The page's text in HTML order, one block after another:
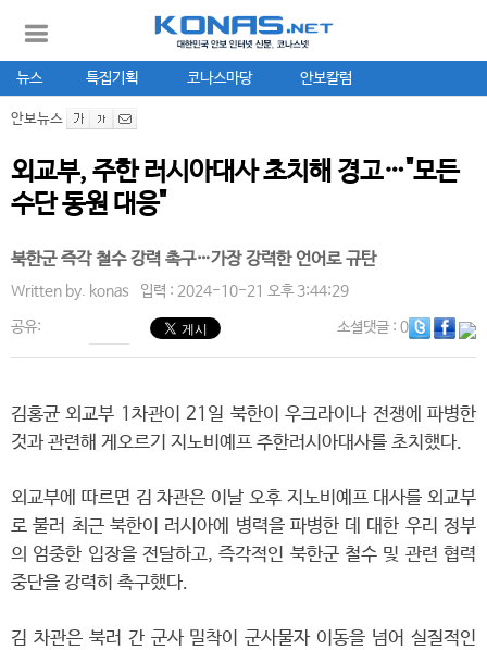
뉴스 특집기획 코나스마당 안보칼럼
안보뉴스
외교부, 주한 러시아대사 초치해 경고…"모든
수단 동원 대응"
북한군 즉각 철수 강력 촉구…가장 강력한 언어로 규탄
Written by. konas 입력 : 2024-10-21 오후 3:44:29
공유: 소셜댓글: 0
김홍균 외교부 1차관이 21일 북한이 우크라이나 전쟁에 파병한
것과 관련해 게오르기 지노비예프 주한러시아대사를 초치했다.
외교부에 따르면 김 차관은 이날 오후 지노비예프 대사를 외교부
로 불러 최근 북한이 러시아에 병력을 파병한 데 대한 우리 정부
의 엄중한 입장을 전달하고, 즉각적인 북한군 철수 및 관련 협력
중단을 강력히 촉구했다.
김 차관은 북러 간 군사 밀착이 군사물자 이동을 넘어 실질적인